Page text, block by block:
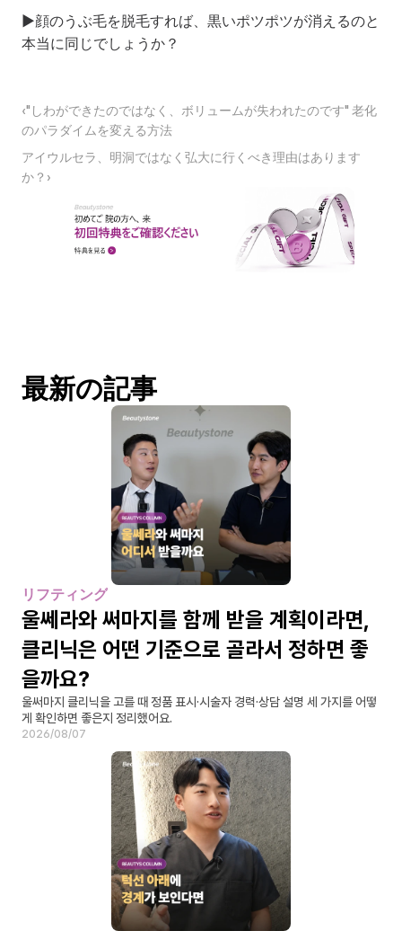
▶顔のうぶ毛を脱毛すれば、黒いポツポツが消えるのと
本当に同じでしょうか？
‹"しわができたのではなく、ボリュームが失われたのです" 老化
のパラダイムを変える方法
アイウルセラ、明洞ではなく弘大に行くべき理由はあります
か？›
最新の記事
リフティング
울쎄라와 써마지를 함께 받을 계획이라면,
클리닉은 어떤 기준으로 골라서 정하면 좋
을까요?
울써마지 클리닉을 고를 때 정품 표시·시술자 경력·상담 설명 세 가지를 어떻
게 확인하면 좋은지 정리했어요.
2026/08/07